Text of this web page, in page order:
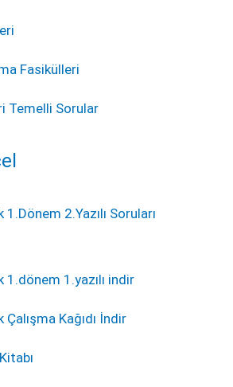
Fasikülleri
Temelli Sorular
2.Yazılı Soruları
1.dönem 1.yazılı indir
Kağıdı İndir